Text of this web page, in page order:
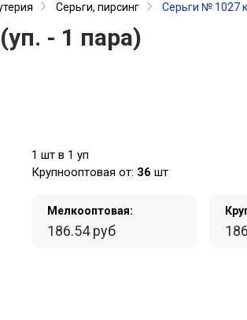
Серьги, пирсинг Серьги № 1027
- 1 пара)
1 шт в 1 уп
Крупнооптовая от: 36 шт
Мелкооптовая:
186.54 руб